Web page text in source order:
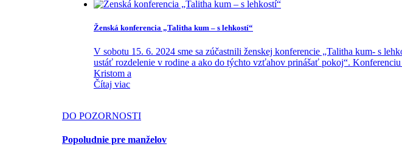
Ženská konferencia „Talitha kum – s lehkostí“
V sobotu 15. 6. 2024 sme sa zúčastnili ženskej konferencie „Talitha kum- s
ustáť rozdelenie v rodine a ako do týchto vzťahov prinášať pokoj“.
Kristom a
Čítaj viac
DO POZORNOSTI
Popoludnie pre manželov